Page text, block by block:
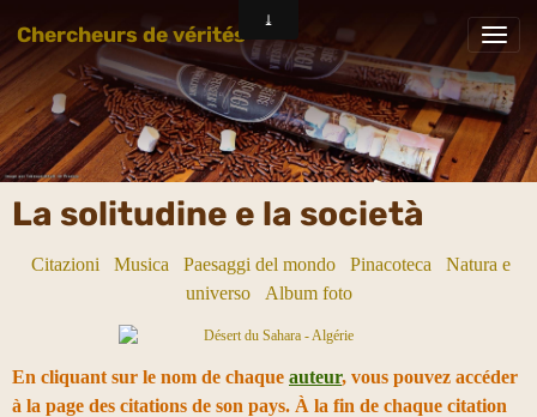
Chercheurs de vérités
La solitudine e la società
Citazioni Musica Paesaggi del mondo Pinacoteca
Natura e
universo
Album foto
En cliquant sur le nom de chaque auteur, vous pouvez accéder
à la page des citations de son pays. À la fin de chaque citation